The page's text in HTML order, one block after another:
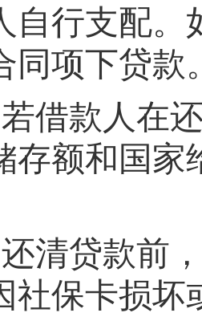
自行支配。
同项下贷款
借款人在
存额和国
清贷款前
社保卡损坏